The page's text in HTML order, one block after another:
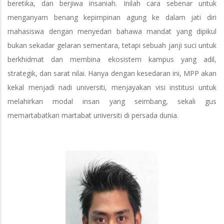
beretika, dan berjiwa insaniah. Inilah cara sebenar untuk
menganyam benang kepimpinan agung ke dalam jati diri
mahasiswa dengan menyedari bahawa mandat yang dipikul
bukan sekadar gelaran sementara, tetapi sebuah janji suci untuk
berkhidmat dan membina ekosistem kampus yang adil,
strategik, dan sarat nilai. Hanya dengan kesedaran ini, MPP akan
kekal menjadi nadi universiti, menjayakan visi institusi untuk
melahirkan modal insan yang seimbang, sekali gus
memartabatkan martabat universiti di persada dunia.